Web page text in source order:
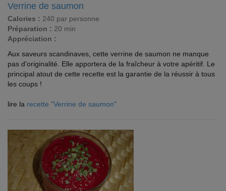
Verrine de saumon
Calories : 240 par personne
Préparation : 20 min
Appréciation :
Aux saveurs scandinaves, cette verrine de saumon ne manque
pas d'originalité. Elle apportera de la fraîcheur à votre apéritif. Le
principal atout de cette recette est la garantie de la réussir à tous
les coups !
lire la recette "Verrine de saumon"